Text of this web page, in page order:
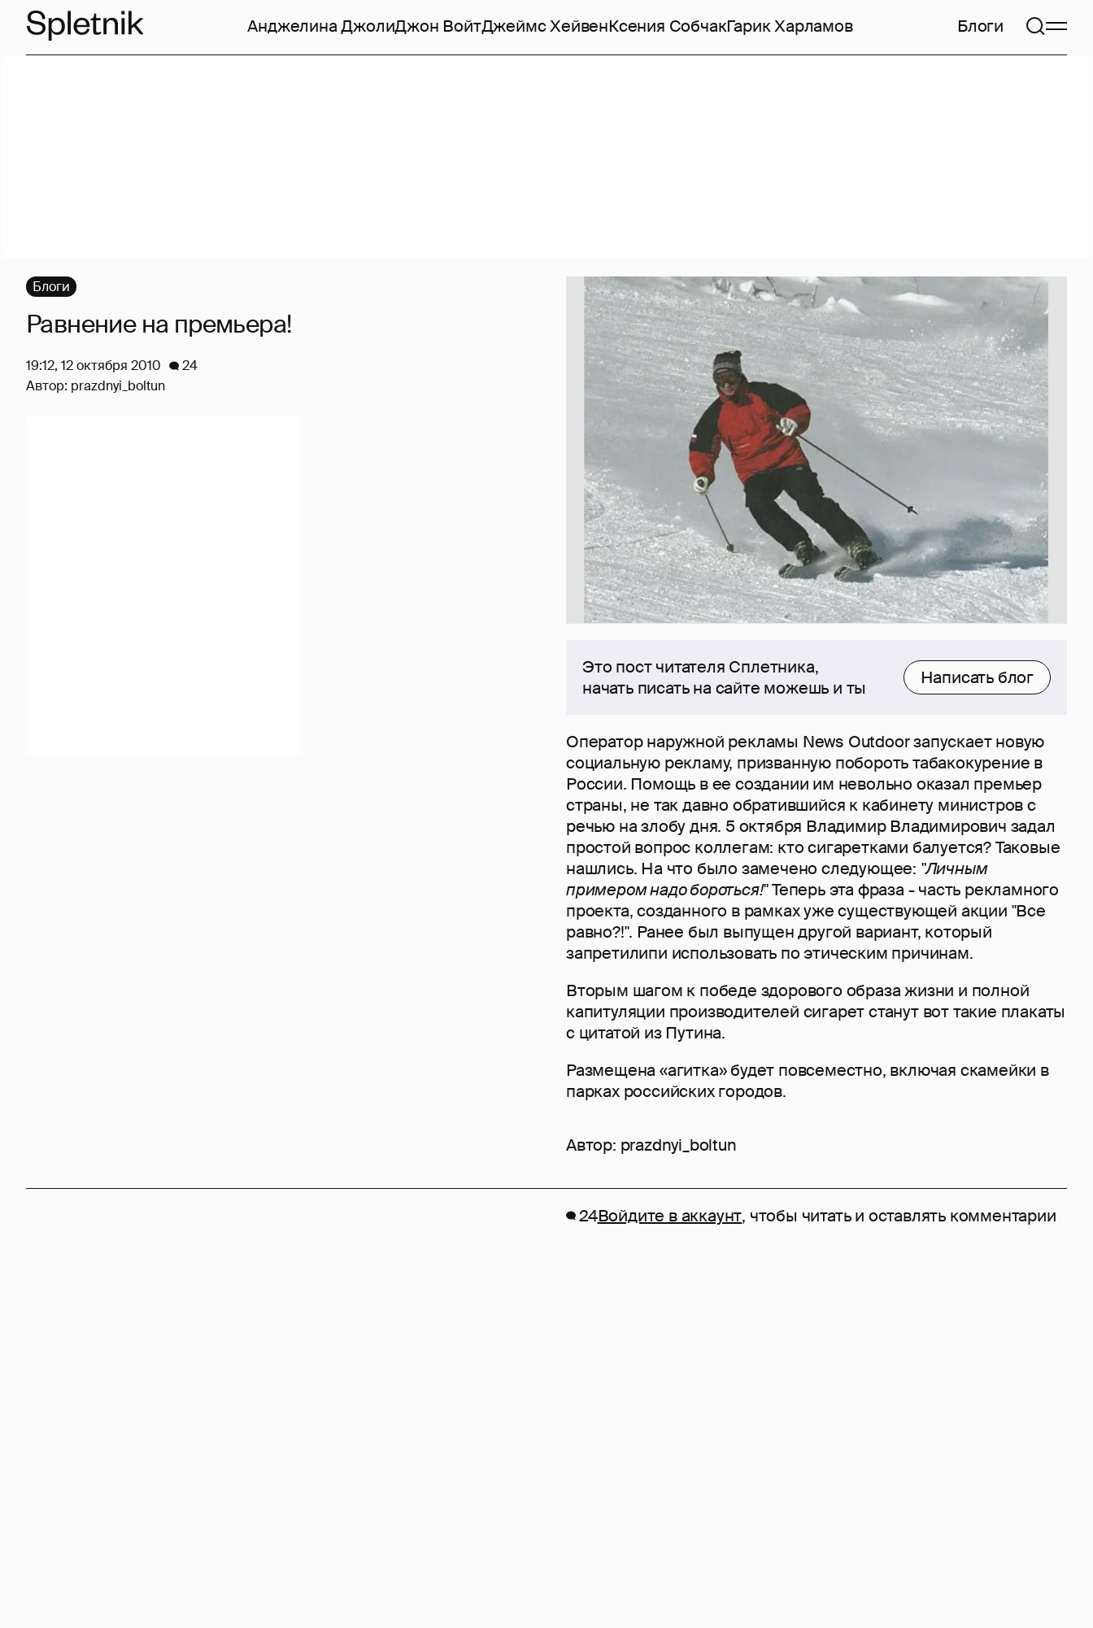
Анджелина ДжолиДжон ВойтДжеймс ХейвенКсения СобчакГарик Харламов Блоги
Это пост читателя Сплетника,
начать писать на сайте можешь и ты
Написать блог
Оператор наружной рекламы News Outdoor запускает новую
социальную рекламу, призванную побороть табакокурение в
России. Помощь в ее создании им невольно оказал премьер
страны, не так давно обратившийся к кабинету министров с
речью на злобу дня. 5 октября Владимир Владимирович задал
простой вопрос коллегам: кто сигаретками балуется? Таковые
нашлись. На что было замечено следующее: "Личным
примером надо бороться!"Теперь эта фраза - часть рекламного
проекта, созданного в рамках уже существующей акции "Все
равно?!". Ранее был выпущен другой вариант, который
запретилипи использовать по этическим причинам.
Вторым шагом к победе здорового образа жизни и полной
капитуляции производителей сигарет станут вот такие плакаты
с цитатой из Путина.
Размещена «агитка» будет повсеместно, включая скамейки в
парках российских городов.
Автор: prazdnyi_boltun
Блоги
Равнение на премьера!
19:12, 12 октября 2010
24
Автор: prazdnyi_boltun
24Войдите в аккаунт, чтобы читать и оставлять комментарии